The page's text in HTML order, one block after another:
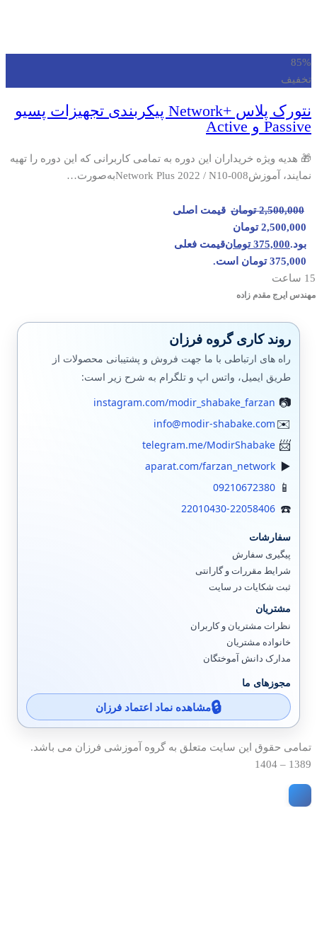
85%
تخفیف
نتورک پلاس +Network پیکربندی تجهیزات پسیو
Passive و Active
🎁 هدیه ویژه خریداران این دوره به تمامی کاربرانی که این دوره را تهیه
نمایند، آموزشNetwork Plus 2022 / N10-008به‌صورت…
2,500,000 تومان قیمت اصلی
2,500,000 تومان
بود.375,000 تومانقیمت فعلی
375,000 تومان است.
15 ساعت
مهندس ایرج مقدم زاده
روند کاری گروه فرزان
راه های ارتباطی با ما جهت فروش و پشتیبانی محصولات از
طریق ایمیل، واتس اپ و تلگرام به شرح زیر است:
instagram.com/modir_shabake_farzan
info@modir-shabake.com
telegram.me/ModirShabake
aparat.com/farzan_network
09210672380
22010430-22058406
سفارشات
پیگیری سفارش
شرایط مقررات و گارانتی
ثبت شکایات در سایت
مشتریان
نظرات مشتریان و کاربران
خانواده مشتریان
مدارک دانش آموختگان
مجوزهای ما
مشاهده نماد اعتماد فرزان
تمامی حقوق این سایت متعلق به گروه آموزشی فرزان می باشد.
1389 – 1404